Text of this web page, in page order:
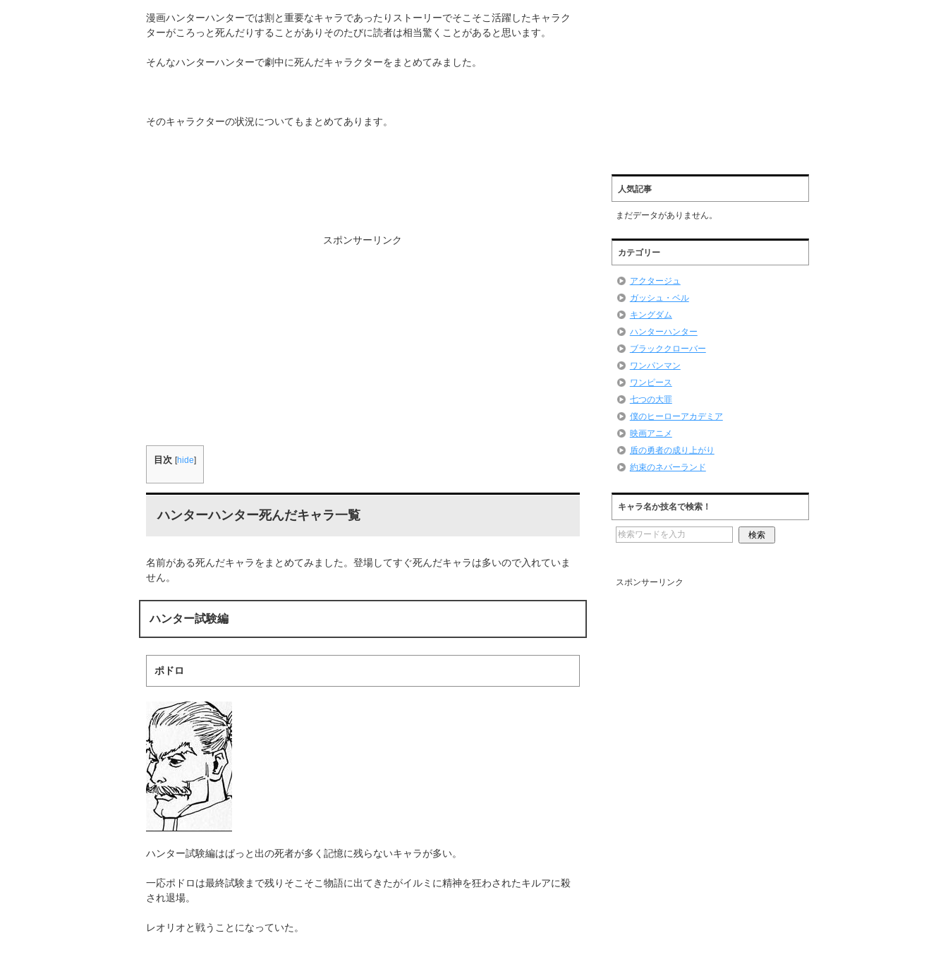
漫画ハンターハンターでは割と重要なキャラであったりストーリーでそこそこ活躍したキャラク
ターがころっと死んだりすることがありそのたびに読者は相当驚くことがあると思います。
そんなハンターハンターで劇中に死んだキャラクターをまとめてみました。
そのキャラクターの状況についてもまとめてあります。
スポンサーリンク
目次 [hide]
ハンターハンター死んだキャラ一覧
名前がある死んだキャラをまとめてみました。登場してすぐ死んだキャラは多いので入れていま
せん。
ハンター試験編
ポドロ
ハンター試験編はぱっと出の死者が多く記憶に残らないキャラが多い。
一応ポドロは最終試験まで残りそこそこ物語に出てきたがイルミに精神を狂わされたキルアに殺
され退場。
レオリオと戦うことになっていた。
人気記事
まだデータがありません。
カテゴリー
アクタージュ
ガッシュ・ベル
キングダム
ハンターハンター
ブラッククローバー
ワンパンマン
ワンピース
七つの大罪
僕のヒーローアカデミア
映画アニメ
盾の勇者の成り上がり
約束のネバーランド
キャラ名か技名で検索！
スポンサーリンク